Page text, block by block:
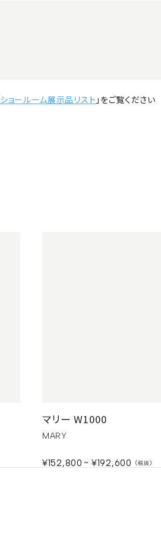
ショールーム展示品リスト 」をご覧ください
マリー W1000
MARY
¥152,800 ¥192,600